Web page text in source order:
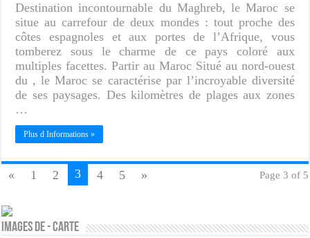
Destination incontournable du Maghreb, le Maroc se
situe au carrefour de deux mondes : tout proche des
côtes espagnoles et aux portes de l’Afrique, vous
tomberez sous le charme de ce pays coloré aux
multiples facettes. Partir au Maroc Situé au nord-ouest
du , le Maroc se caractérise par l’incroyable diversité
de ses paysages. Des kilomètres de plages aux zones
…
Plus d Informations »
Page 3 of 5
« 1 2 3 4 5 »
Images de - Carte